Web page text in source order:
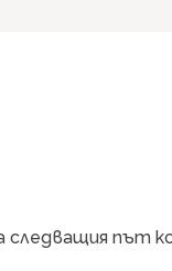
следващия път